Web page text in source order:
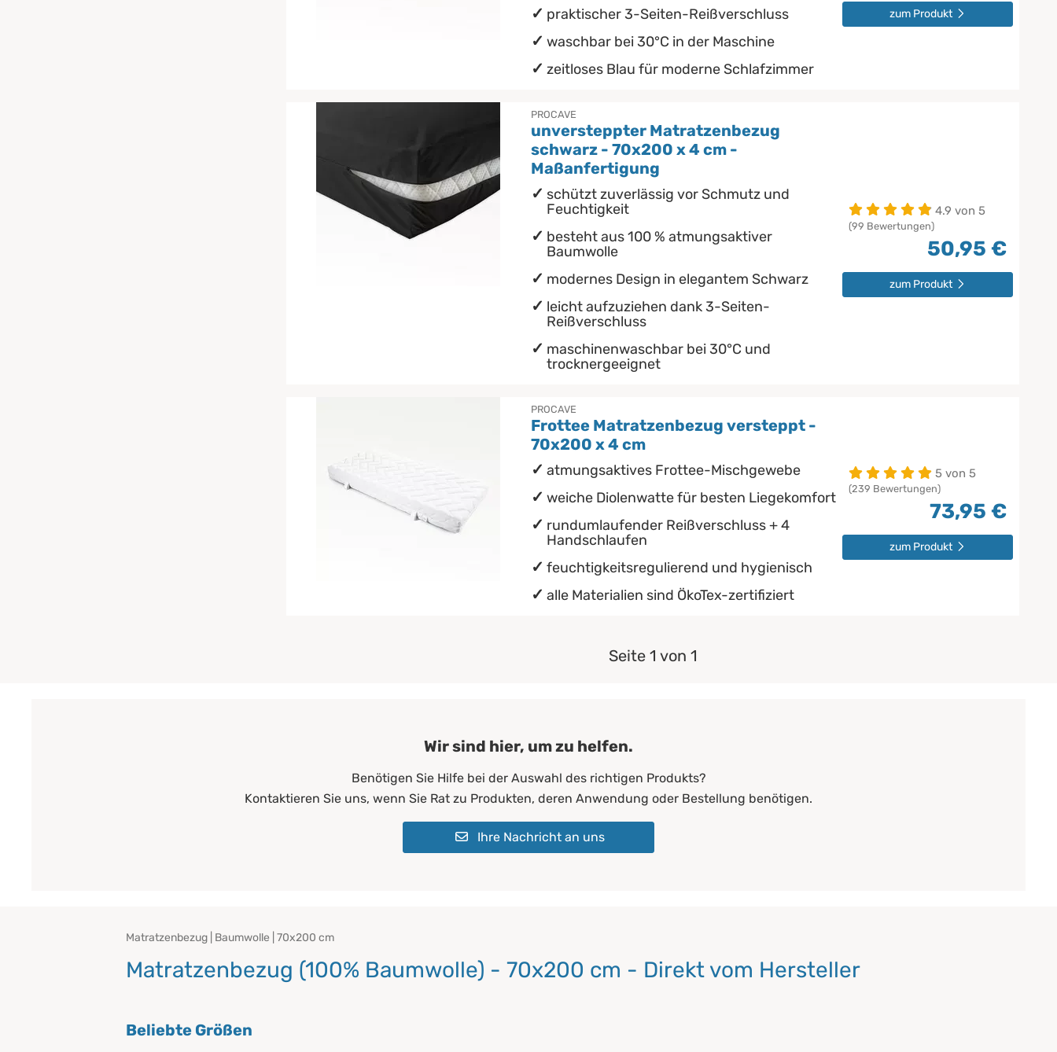
praktischer 3-Seiten-Reißverschluss
waschbar bei 30°C in der Maschine
zeitloses Blau für moderne Schlafzimmer
zum Produkt
PROCAVE
unversteppter Matratzenbezug
schwarz - 70x200 x 4 cm -
Maßanfertigung
schützt zuverlässig vor Schmutz und
Feuchtigkeit
besteht aus 100 % atmungsaktiver
Baumwolle
modernes Design in elegantem Schwarz
leicht aufzuziehen dank 3-Seiten-
Reißverschluss
maschinenwaschbar bei 30°C und
trocknergeeignet
4.9 von 5
(99 Bewertungen)
50,95 €
zum Produkt
PROCAVE
Frottee Matratzenbezug versteppt -
70x200 x 4 cm
atmungsaktives Frottee-Mischgewebe
weiche Diolenwatte für besten Liegekomfort
rundumlaufender Reißverschluss + 4
Handschlaufen
feuchtigkeitsregulierend und hygienisch
alle Materialien sind ÖkoTex-zertifiziert
5 von 5
(239 Bewertungen)
73,95 €
zum Produkt
Seite 1 von 1
Wir sind hier, um zu helfen.
Benötigen Sie Hilfe bei der Auswahl des richtigen Produkts?
Kontaktieren Sie uns, wenn Sie Rat zu Produkten, deren Anwendung oder Bestellung benötigen.
Ihre Nachricht an uns
Matratzenbezug | Baumwolle | 70x200 cm
Matratzenbezug (100% Baumwolle) - 70x200 cm - Direkt vom Hersteller
Beliebte Größen